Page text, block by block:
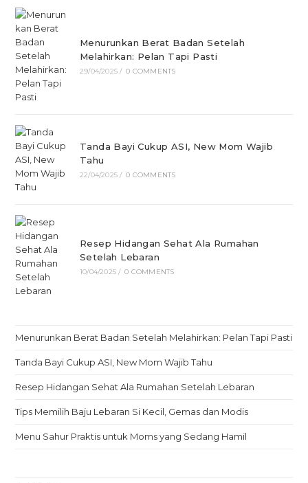
Menurunkan Berat Badan Setelah
Melahirkan: Pelan Tapi Pasti
29/04/2025 / 0 COMMENTS
Tanda Bayi Cukup ASI, New Mom Wajib
Tahu
22/04/2025 / 0 COMMENTS
Resep Hidangan Sehat Ala Rumahan
Setelah Lebaran
10/04/2025 / 0 COMMENTS
Menurunkan Berat Badan Setelah Melahirkan: Pelan Tapi Pasti
Tanda Bayi Cukup ASI, New Mom Wajib Tahu
Resep Hidangan Sehat Ala Rumahan Setelah Lebaran
Tips Memilih Baju Lebaran Si Kecil, Gemas dan Modis
Menu Sahur Praktis untuk Moms yang Sedang Hamil